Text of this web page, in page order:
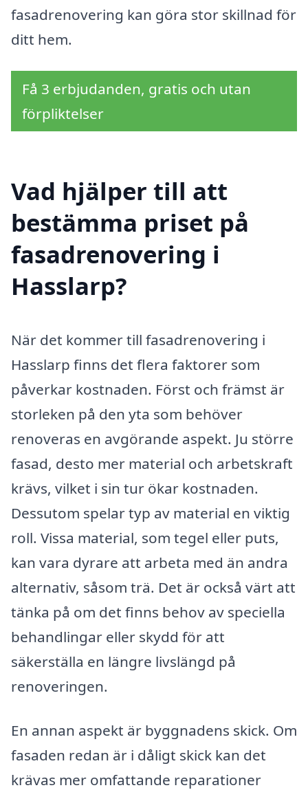
fasadrenovering kan göra stor skillnad för
ditt hem.
Få 3 erbjudanden, gratis och utan
förpliktelser
Vad hjälper till att
bestämma priset på
fasadrenovering i
Hasslarp?
När det kommer till fasadrenovering i
Hasslarp finns det flera faktorer som
påverkar kostnaden. Först och främst är
storleken på den yta som behöver
renoveras en avgörande aspekt. Ju större
fasad, desto mer material och arbetskraft
krävs, vilket i sin tur ökar kostnaden.
Dessutom spelar typ av material en viktig
roll. Vissa material, som tegel eller puts,
kan vara dyrare att arbeta med än andra
alternativ, såsom trä. Det är också värt att
tänka på om det finns behov av speciella
behandlingar eller skydd för att
säkerställa en längre livslängd på
renoveringen.
En annan aspekt är byggnadens skick. Om
fasaden redan är i dåligt skick kan det
krävas mer omfattande reparationer